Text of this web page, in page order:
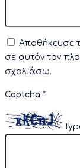
Αποθήκευσε
σε αυτόν τον
σχολιάσω.
Captcha *